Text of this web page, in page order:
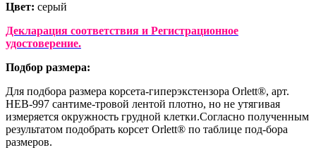
Цвет: серый
Декларация соответствия и Регистрационное
удостоверение.
Подбор размера:
Для подбора размера корсета-гиперэкстензора Orlett®, арт.
НЕВ-997 сантиме-тровой лентой плотно, но не утягивая
измеряется окружность грудной клетки.Согласно полученным
результатом подобрать корсет Orlett® по таблице под-бора
размеров.